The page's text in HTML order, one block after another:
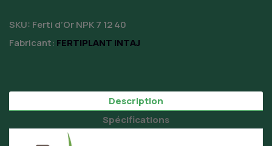
SKU: Ferti d’Or NPK 7 12 40
Fabricant: FERTIPLANT INTAJ
Description
Spécifications